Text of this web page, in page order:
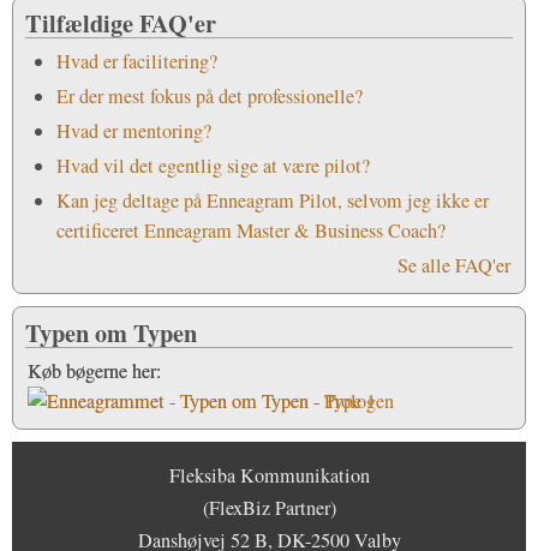
Tilfældige FAQ'er
Hvad er facilitering?
Er der mest fokus på det professionelle?
Hvad er mentoring?
Hvad vil det egentlig sige at være pilot?
Kan jeg deltage på Enneagram Pilot, selvom jeg ikke er
certificeret Enneagram Master & Business Coach?
Se alle FAQ'er
Typen om Typen
Køb bøgerne her:
Fleksiba Kommunikation
(FlexBiz Partner)
Danshøjvej 52 B, DK-2500 Valby